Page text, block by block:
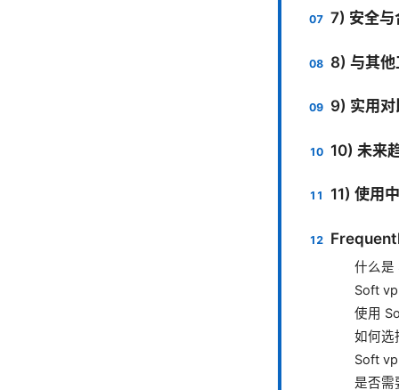
7) 安全与
8) 与其
9) 实用
10) 未来
11) 使用
什么是
Soft
使用
如何选
Soft
是否需